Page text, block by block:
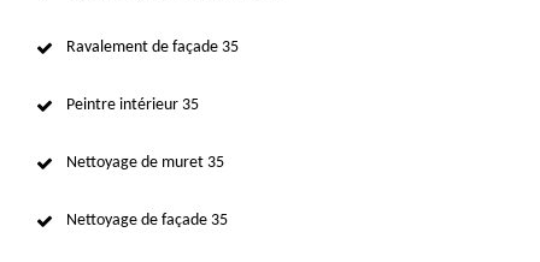
Ravalement de façade 35
Peintre intérieur 35
Nettoyage de muret 35
Nettoyage de façade 35